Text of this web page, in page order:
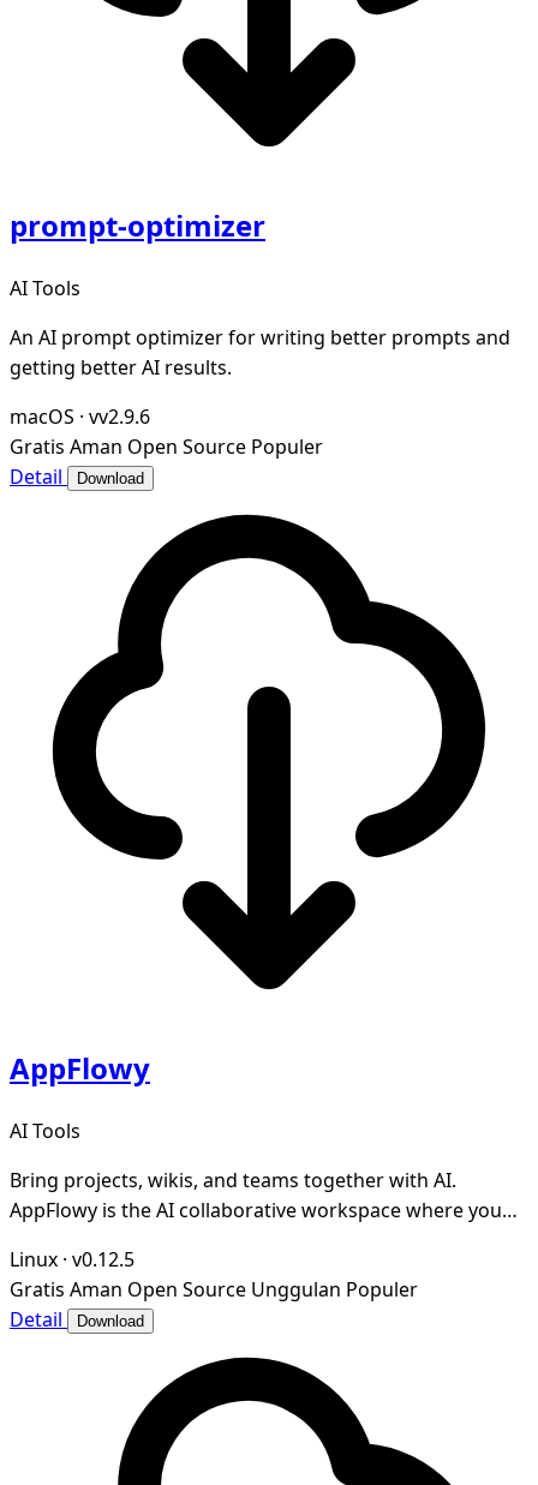
prompt-optimizer
AI Tools
An AI prompt optimizer for writing better prompts and
getting better AI results.
macOS · vv2.9.6
Gratis Aman Open Source Populer
Detail
Download
AppFlowy
AI Tools
Bring projects, wikis, and teams together with AI.
AppFlowy is the AI collaborative workspace where you
Linux · v0.12.5
Gratis Aman Open Source Unggulan Populer
Detail
Download